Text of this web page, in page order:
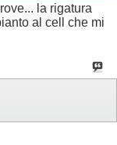
la rigatura
al cell che mi